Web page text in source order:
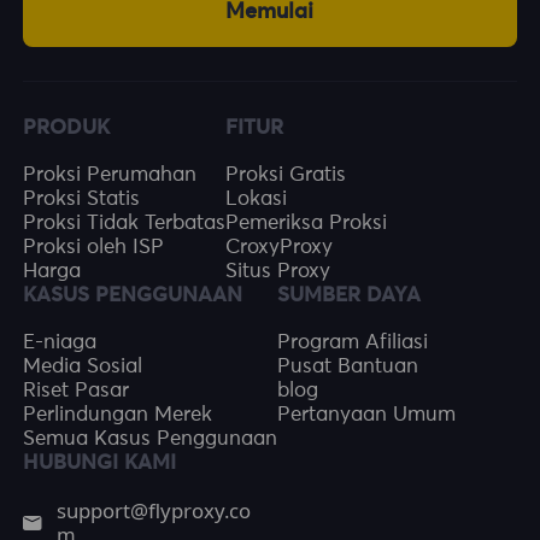
Memulai
PRODUK
Proksi Perumahan
Proksi Statis
Proksi Tidak Terbatas
Proksi oleh ISP
Harga
FITUR
Proksi Gratis
Lokasi
Pemeriksa Proksi
CroxyProxy
Situs Proxy
KASUS PENGGUNAAN
E-niaga
Media Sosial
Riset Pasar
Perlindungan Merek
Semua Kasus Penggunaan
SUMBER DAYA
Program Afiliasi
Pusat Bantuan
blog
Pertanyaan Umum
HUBUNGI KAMI
support@flyproxy.co